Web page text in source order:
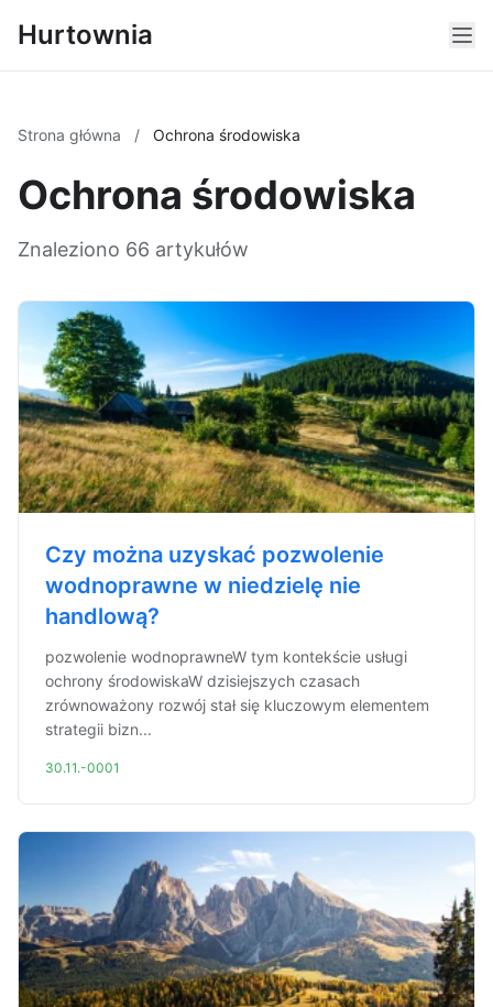
Hurtownia
Strona główna / Ochrona środowiska
Ochrona środowiska
Znaleziono 66 artykułów
Czy można uzyskać pozwolenie
wodnoprawne w niedzielę nie
handlową?
pozwolenie wodnoprawneW tym kontekście usługi
ochrony środowiskaW dzisiejszych czasach
zrównoważony rozwój stał się kluczowym elementem
strategii bizn...
30.11.-0001